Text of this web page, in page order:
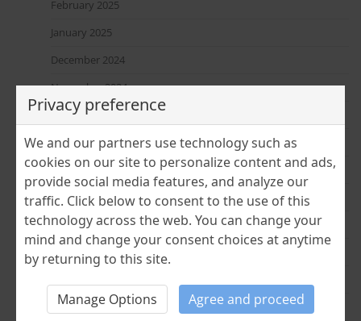
February 2025
January 2025
December 2024
November 2024
July 2024
June 2024
April 2024
March 2024
February 2024
January 2024
November 2023
Privacy preference
We and our partners use technology such as
cookies on our site to personalize content and ads,
provide social media features, and analyze our
traffic. Click below to consent to the use of this
technology across the web. You can change your
mind and change your consent choices at anytime
by returning to this site.
Manage Options Agree and proceed